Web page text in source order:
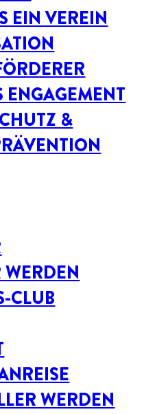
EIN VEREIN
ENGAGEMENT
&
WERDEN
CLUB
WERDEN